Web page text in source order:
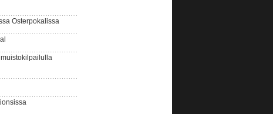
Osterpokalissa